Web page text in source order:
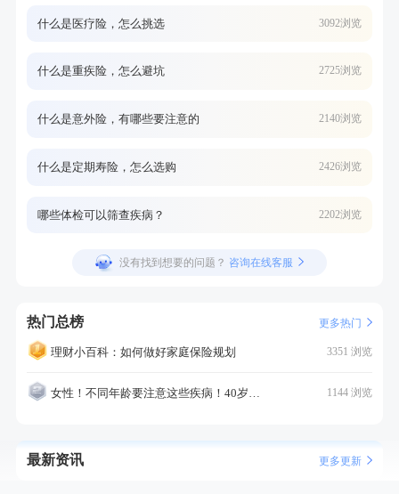
什么是医疗险，怎么挑选 3092浏览
什么是重疾险，怎么避坑 2725浏览
什么是意外险，有哪些要注意的 2140浏览
什么是定期寿险，怎么选购 2426浏览
哪些体检可以筛查疾病？ 2202浏览
没有找到想要的问题？ 咨询在线客服
热门总榜 更多热门
理财小百科：如何做好家庭保险规划 3351 浏览
女性！不同年龄要注意这些疾病！40岁的这个疾病最需要注意！ 1144 浏览
最新资讯 更多更新